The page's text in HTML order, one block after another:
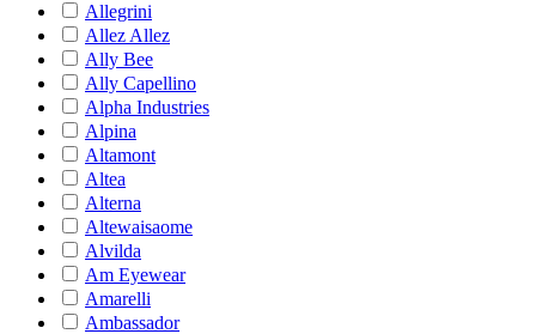
Allegrini
Allez Allez
Ally Bee
Ally Capellino
Alpha Industries
Alpina
Altamont
Altea
Alterna
Altewaisaome
Alvilda
Am Eyewear
Amarelli
Ambassador